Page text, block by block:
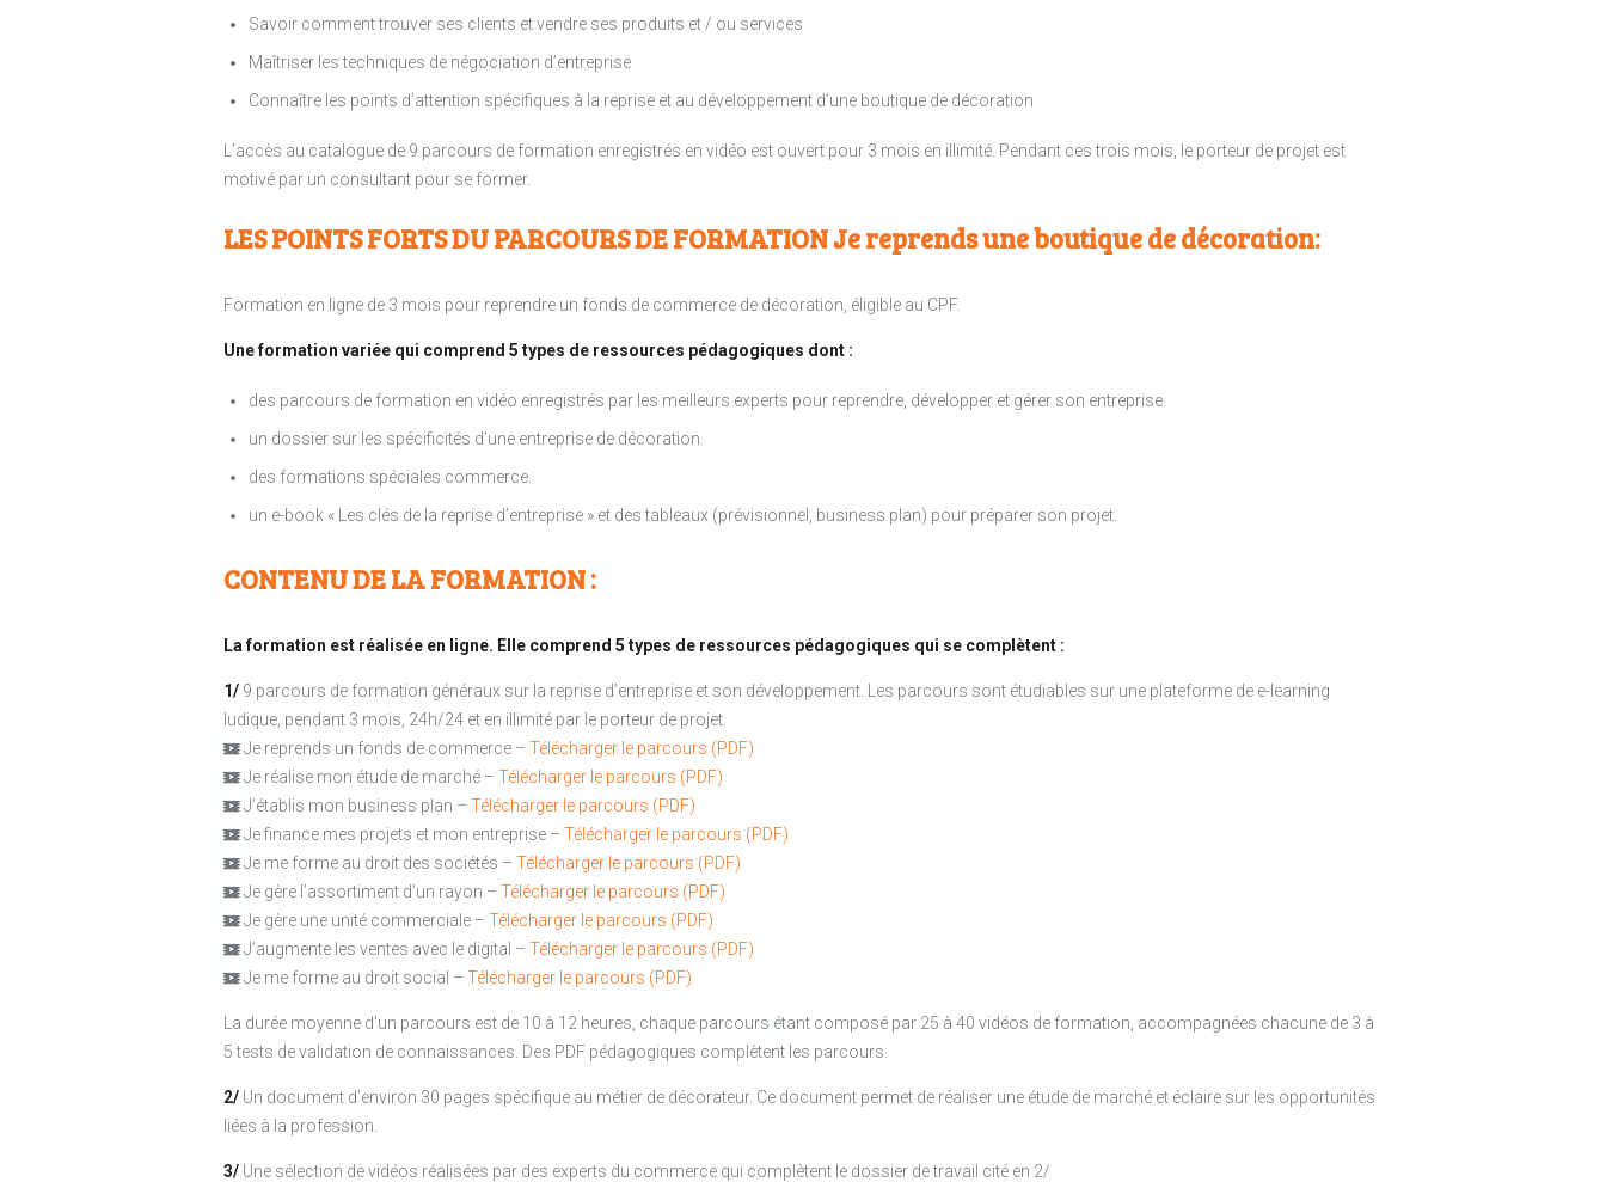
Savoir comment trouver ses clients et vendre ses produits et / ou services
Maîtriser les techniques de négociation d’entreprise
Connaître les points d’attention spécifiques à la reprise et au développement d’une boutique de décoration
L’accès au catalogue de 9 parcours de formation enregistrés en vidéo est ouvert pour 3 mois en illimité. Pendant ces trois mois, le porteur de projet est
motivé par un consultant pour se former.
LES POINTS FORTS DU PARCOURS DE FORMATION Je reprends une boutique de décoration:
Formation en ligne de 3 mois pour reprendre un fonds de commerce de décoration, éligible au CPF.
Une formation variée qui comprend 5 types de ressources pédagogiques dont :
des parcours de formation en vidéo enregistrés par les meilleurs experts pour reprendre, développer et gérer son entreprise.
un dossier sur les spécificités d’une entreprise de décoration.
des formations spéciales commerce.
un e-book « Les clés de la reprise d’entreprise » et des tableaux (prévisionnel, business plan) pour préparer son projet.
CONTENU DE LA FORMATION :
La formation est réalisée en ligne. Elle comprend 5 types de ressources pédagogiques qui se complètent :
1/ 9 parcours de formation généraux sur la reprise d’entreprise et son développement. Les parcours sont étudiables sur une plateforme de e-learning
ludique, pendant 3 mois, 24h/24 et en illimité par le porteur de projet.
Je reprends un fonds de commerce – Télécharger le parcours (PDF)
Je réalise mon étude de marché – Télécharger le parcours (PDF)
J’établis mon business plan – Télécharger le parcours (PDF)
Je finance mes projets et mon entreprise – Télécharger le parcours (PDF)
Je me forme au droit des sociétés – Télécharger le parcours (PDF)
Je gère l’assortiment d’un rayon – Télécharger le parcours (PDF)
Je gère une unité commerciale – Télécharger le parcours (PDF)
J’augmente les ventes avec le digital – Télécharger le parcours (PDF)
Je me forme au droit social – Télécharger le parcours (PDF)
La durée moyenne d’un parcours est de 10 à 12 heures, chaque parcours étant composé par 25 à 40 vidéos de formation, accompagnées chacune de 3 à
5 tests de validation de connaissances. Des PDF pédagogiques complètent les parcours.
2/ Un document d’environ 30 pages spécifique au métier de décorateur. Ce document permet de réaliser une étude de marché et éclaire sur les opportunités
liées à la profession.
3/ Une sélection de vidéos réalisées par des experts du commerce qui complètent le dossier de travail cité en 2/